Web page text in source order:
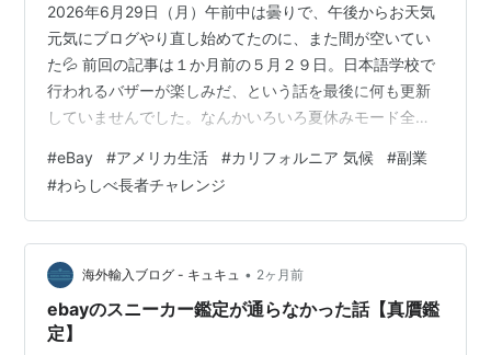
2026年6月29日（月）午前中は曇りで、午後からお天気
元気にブログやり直し始めてたのに、また間が空いてい
た💦 前回の記事は１か月前の５月２９日。日本語学校で
行われるバザーが楽しみだ、という話を最後に何も更新
していませんでした。なんかいろいろ夏休みモード全開
っとしてました、と言うか、庭仕事に力を入れておりま
した。さぼり気味だった庭仕事を一生懸命にやっており
ました！(｀･ω･´)ゞ 今ではいろいろと育っております。
友達からもらった赤紫蘇も沢山株分けしました。枝豆３
兄弟もすくすく成長中です。もうすぐ初の茄子の収穫も
できそうです❤男前の茄子君…
#eBay #アメリカ生活 #カリフォルニア 気候 #副業
#わらしべ長者チャレンジ
海外輸入ブログ - キュキュ • 2ヶ月前
ebayのスニーカー鑑定が通らなかった話【真贋鑑
定】